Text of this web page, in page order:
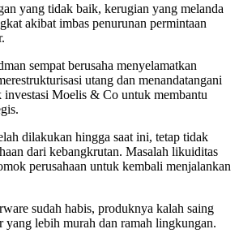
yang tidak baik, kerugian yang melanda
akibat imbas penurunan permintaan
sempat berusaha menyelamatkan
utang dan menandatangani
investasi Moelis & Co untuk membantu
dilakukan hingga saat ini, tetap tidak
dari kebangkrutan. Masalah likuiditas
perusahaan untuk kembali menjalankan
sudah habis, produknya kalah saing
yang lebih murah dan ramah lingkungan.